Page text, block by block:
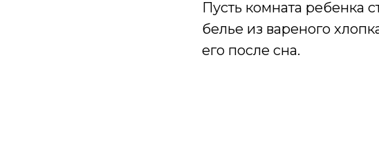
Пусть комната ребенка
белье из вареного
его после сна.